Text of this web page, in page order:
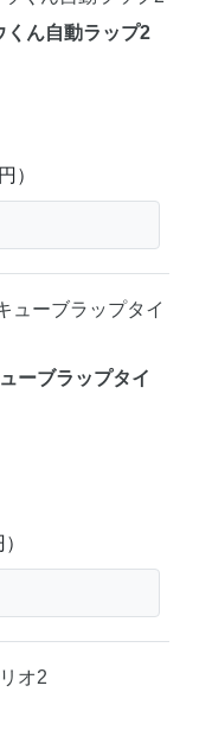
くん自動ラップ2
）
ーブラップタイ